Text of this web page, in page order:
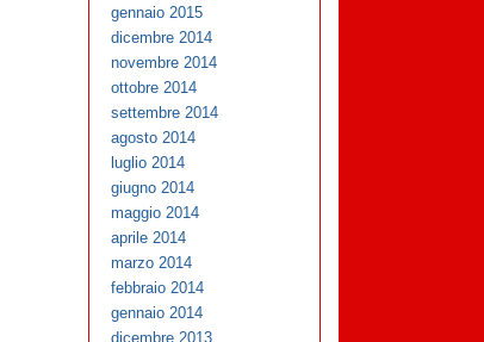
gennaio 2015
dicembre 2014
novembre 2014
ottobre 2014
settembre 2014
agosto 2014
luglio 2014
giugno 2014
maggio 2014
aprile 2014
marzo 2014
febbraio 2014
gennaio 2014
dicembre 2013